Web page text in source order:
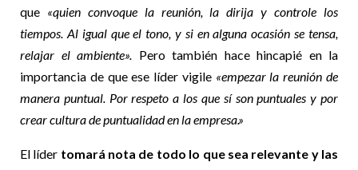
que «quien convoque la reunión, la dirija y controle los
tiempos. Al igual que el tono, y si en alguna ocasión se tensa,
relajar el ambiente». Pero también hace hincapié en la
importancia de que ese líder vigile «empezar la reunión de
manera puntual. Por respeto a los que sí son puntuales y por
crear cultura de puntualidad en la empresa.»
El líder tomará nota de todo lo que sea relevante y las